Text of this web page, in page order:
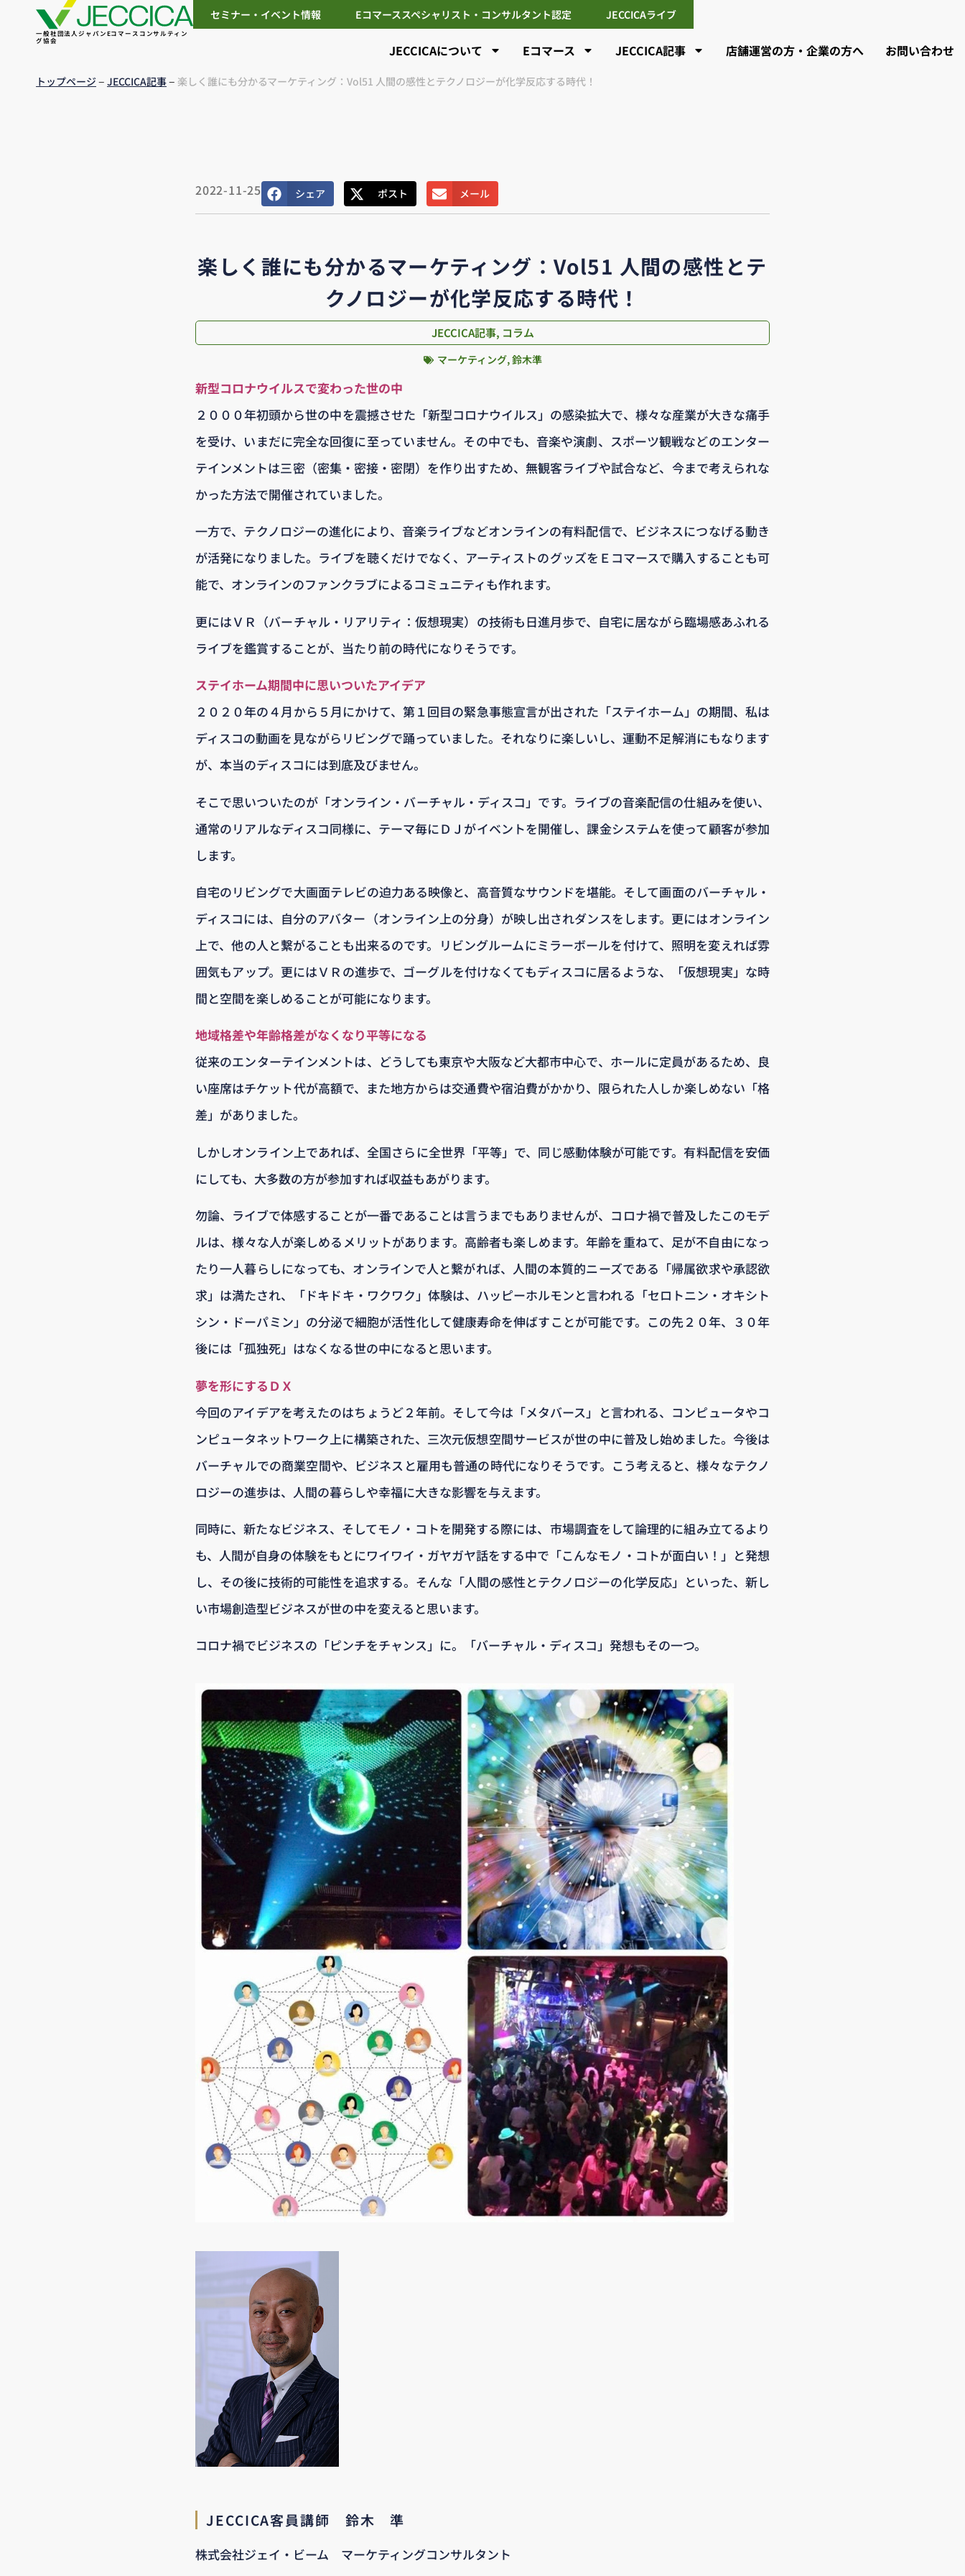
一般社団法人ジャパンEコマースコンサルティン
グ協会
セミナー・イベント情報 Eコマーススペシャリスト・コンサルタント認定 JECCICAライブ
JECCICAについて Eコマース JECCICA記事 店舗運営の方・企業の方へ お問い合わせ
トップページ– JECCICA記事– 楽しく誰にも分かるマーケティング：Vol51 人間の感性とテクノロジーが化学反応する時代！
2022-11-25 シェア ポスト メール
楽しく誰にも分かるマーケティング：Vol51 人間の感性とテ
クノロジーが化学反応する時代！
JECCICA記事, コラム
マーケティング,鈴木準
新型コロナウイルスで変わった世の中
２０００年初頭から世の中を震撼させた「新型コロナウイルス」の感染拡大で、様々な産業が大きな痛手
を受け、いまだに完全な回復に至っていません。その中でも、音楽や演劇、スポーツ観戦などのエンター
テインメントは三密（密集・密接・密閉）を作り出すため、無観客ライブや試合など、今まで考えられな
かった方法で開催されていました。
一方で、テクノロジーの進化により、音楽ライブなどオンラインの有料配信で、ビジネスにつなげる動き
が活発になりました。ライブを聴くだけでなく、アーティストのグッズをＥコマースで購入することも可
能で、オンラインのファンクラブによるコミュニティも作れます。
更にはＶＲ（バーチャル・リアリティ：仮想現実）の技術も日進月歩で、自宅に居ながら臨場感あふれる
ライブを鑑賞することが、当たり前の時代になりそうです。
ステイホーム期間中に思いついたアイデア
２０２０年の４月から５月にかけて、第１回目の緊急事態宣言が出された「ステイホーム」の期間、私は
ディスコの動画を見ながらリビングで踊っていました。それなりに楽しいし、運動不足解消にもなります
が、本当のディスコには到底及びません。
そこで思いついたのが「オンライン・バーチャル・ディスコ」です。ライブの音楽配信の仕組みを使い、
通常のリアルなディスコ同様に、テーマ毎にＤＪがイベントを開催し、課金システムを使って顧客が参加
します。
自宅のリビングで大画面テレビの迫力ある映像と、高音質なサウンドを堪能。そして画面のバーチャル・
ディスコには、自分のアバター（オンライン上の分身）が映し出されダンスをします。更にはオンライン
上で、他の人と繋がることも出来るのです。リビングルームにミラーボールを付けて、照明を変えれば雰
囲気もアップ。更にはＶＲの進歩で、ゴーグルを付けなくてもディスコに居るような、「仮想現実」な時
間と空間を楽しめることが可能になります。
地域格差や年齢格差がなくなり平等になる
従来のエンターテインメントは、どうしても東京や大阪など大都市中心で、ホールに定員があるため、良
い座席はチケット代が高額で、また地方からは交通費や宿泊費がかかり、限られた人しか楽しめない「格
差」がありました。
しかしオンライン上であれば、全国さらに全世界「平等」で、同じ感動体験が可能です。有料配信を安価
にしても、大多数の方が参加すれば収益もあがります。
勿論、ライブで体感することが一番であることは言うまでもありませんが、コロナ禍で普及したこのモデ
ルは、様々な人が楽しめるメリットがあります。高齢者も楽しめます。年齢を重ねて、足が不自由になっ
たり一人暮らしになっても、オンラインで人と繋がれば、人間の本質的ニーズである「帰属欲求や承認欲
求」は満たされ、「ドキドキ・ワクワク」体験は、ハッピーホルモンと言われる「セロトニン・オキシト
シン・ドーパミン」の分泌で細胞が活性化して健康寿命を伸ばすことが可能です。この先２０年、３０年
後には「孤独死」はなくなる世の中になると思います。
夢を形にするＤＸ
今回のアイデアを考えたのはちょうど２年前。そして今は「メタバース」と言われる、コンピュータやコ
ンピュータネットワーク上に構築された、三次元仮想空間サービスが世の中に普及し始めました。今後は
バーチャルでの商業空間や、ビジネスと雇用も普通の時代になりそうです。こう考えると、様々なテクノ
ロジーの進歩は、人間の暮らしや幸福に大きな影響を与えます。
同時に、新たなビジネス、そしてモノ・コトを開発する際には、市場調査をして論理的に組み立てるより
も、人間が自身の体験をもとにワイワイ・ガヤガヤ話をする中で「こんなモノ・コトが面白い！」と発想
し、その後に技術的可能性を追求する。そんな「人間の感性とテクノロジーの化学反応」といった、新し
い市場創造型ビジネスが世の中を変えると思います。
コロナ禍でビジネスの「ピンチをチャンス」に。「バーチャル・ディスコ」発想もその一つ。
JECCICA客員講師 鈴木 準
株式会社ジェイ・ビーム マーケティングコンサルタント